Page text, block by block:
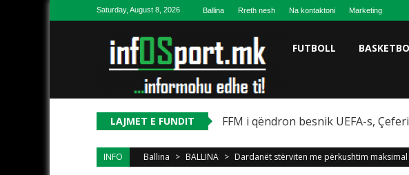
Skip to contentSaturday, August 8, 2026 Ballina Rreth nesh Na kontaktoni Marketing
FUTBOLL
LAJMET E FUNDIT FFM i qëndron besnik UEFA-s,
INFO Ballina > BALLINA > Dardanët stërviten me përkushtim